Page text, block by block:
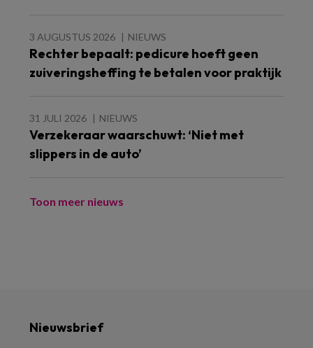
3 AUGUSTUS 2026 NIEUWS
Rechter bepaalt: pedicure hoeft geen
zuiveringsheffing te betalen voor praktijk
31 JULI 2026 NIEUWS
Verzekeraar waarschuwt: ‘Niet met
slippers in de auto’
Toon meer nieuws
Nieuwsbrief